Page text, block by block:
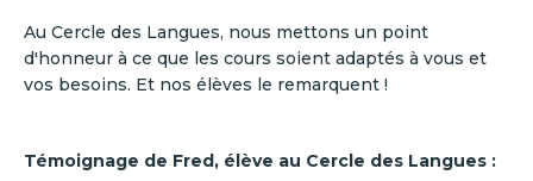
Au Cercle des Langues, nous mettons un point
d'honneur à ce que les cours soient adaptés à vous et
vos besoins. Et nos élèves le remarquent !
Témoignage de Fred, élève au Cercle des Langues :